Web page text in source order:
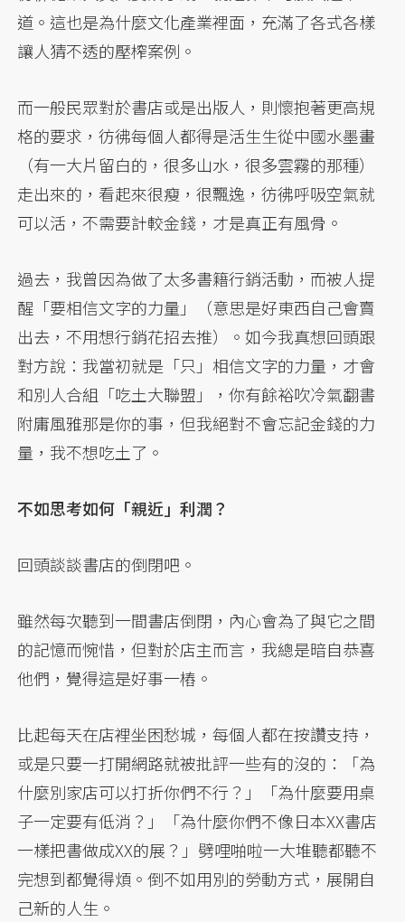
道。這也是為什麼文化產業裡面，充滿了各式各樣
讓人猜不透的壓榨案例。
而一般民眾對於書店或是出版人，則懷抱著更高規
格的要求，彷彿每個人都得是活生生從中國水墨畫
（有一大片留白的，很多山水，很多雲霧的那種）
走出來的，看起來很瘦，很飄逸，彷彿呼吸空氣就
可以活，不需要計較金錢，才是真正有風骨。
過去，我曾因為做了太多書籍行銷活動，而被人提
醒「要相信文字的力量」（意思是好東西自己會賣
出去，不用想行銷花招去推）。如今我真想回頭跟
對方說：我當初就是「只」相信文字的力量，才會
和別人合組「吃土大聯盟」，你有餘裕吹冷氣翻書
附庸風雅那是你的事，但我絕對不會忘記金錢的力
量，我不想吃土了。
不如思考如何「親近」利潤？
回頭談談書店的倒閉吧。
雖然每次聽到一間書店倒閉，內心會為了與它之間
的記憶而惋惜，但對於店主而言，我總是暗自恭喜
他們，覺得這是好事一樁。
比起每天在店裡坐困愁城，每個人都在按讚支持，
或是只要一打開網路就被批評一些有的沒的：「為
什麼別家店可以打折你們不行？」「為什麼要用桌
子一定要有低消？」「為什麼你們不像日本XX書店
一樣把書做成XX的展？」劈哩啪啦一大堆聽都聽不
完想到都覺得煩。倒不如用別的勞動方式，展開自
己新的人生。